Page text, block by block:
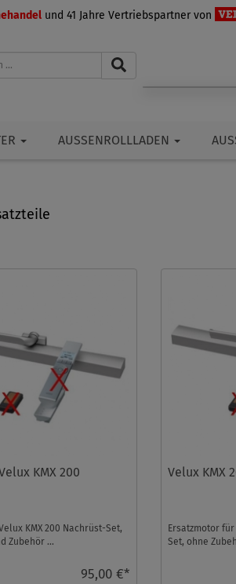
und 41 Jahre Vertriebspartner von
AUSSENROLLLADEN
KMX 200
KMX 200 Nachrüst-Set,
Zubehör ...
95,00 €*
Velux KMX
Ersatzmotor
Set, ohne